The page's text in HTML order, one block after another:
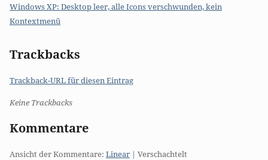
Windows XP: Desktop leer, alle Icons verschwunden, kein
Kontextmenü
Trackbacks
Trackback-URL für diesen Eintrag
Keine Trackbacks
Kommentare
Ansicht der Kommentare: Linear | Verschachtelt